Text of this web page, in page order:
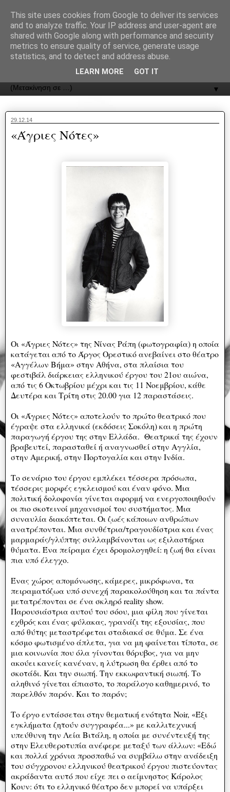
ΟΔΟΣ
▼
29.12.14
«Άγριες Νότες»
Οι «Άγριες Νότες» της Νίνας Ράπη (φωτογραφία) η οποία
κατάγεται από το Άργος Ορεστικό ανεβαίνει στο θέατρο
«Αγγέλων Βήμα» στην Αθήνα, στα πλαίσια του
φεστιβάλ διάρκειας ελληνικού έργου του 21ου αιώνα,
από τις 6 Οκτωβρίου μέχρι και τις 11 Νοεμβρίου, κάθε
Δευτέρα και Τρίτη στις 20.00 για 12 παραστάσεις.
Οι «Άγριες Νότες» αποτελούν το πρώτο θεατρικό που
έγραψε στα ελληνικά (εκδόσεις Σοκόλη) και η πρώτη
παραγωγή έργου της στην Ελλάδα. Θεατρικά της έχουν
βραβευτεί, παρασταθεί ή αναγνωσθεί στην Αγγλία,
στην Αμερική, στην Πορτογαλία και στην Ινδία.
Το σενάριο του έργου εμπλέκει τέσσερα πρόσωπα,
τέσσερις μορφές εγκλεισμού και έναν φόνο. Μια
πολιτική δολοφονία γίνεται αφορμή να ενεργοποιηθούν
οι πιο σκοτεινοί μηχανισμοί του συστήματος. Μια
συναυλία διακόπτεται. Οι ζωές κάποιων ανθρώπων
ανατρέπονται. Μια συνθέτρια/τραγουδίστρια και ένας
μαρμαράς/γλύπτης συλλαμβάνονται ως εξιλαστήρια
θύματα. Ένα πείραμα έχει δρομολογηθεί: η ζωή θα είναι
πια υπό έλεγχο.
Ένας χώρος απομόνωσης, κάμερες, μικρόφωνα, τα
πειραματόζωα υπό συνεχή παρακολούθηση και τα πάντα
μετατρέπονται σε ένα σκληρό reality show.
Παρουσιάστρια αυτού του σόου, μια φίλη που γίνεται
εχθρός και ένας φύλακας, γρανάζι της εξουσίας, που
από θύτης μεταστρέφεται σταδιακά σε θύμα. Σε ένα
κόσμο φωτισμένο άπλετα, για να μη φαίνεται τίποτα, σε
μια κοινωνία που όλα γίνονται θόρυβος, για να μην
ακούει κανείς κανέναν, η λύτρωση θα έρθει από το
σκοτάδι. Και την σιωπή. Την εκκωφαντική σιωπή. Το
αληθινό γίνεται άπιαστο, το παράλογο καθημερινό, το
παρελθόν παρόν. Και το παρόν;
Το έργο εντάσσεται στην θεματική ενότητα Noir, «Έξι
εγκλήματα ζητούν συγγραφέα...» με καλλιτεχνική
υπεύθυνη την Λεία Βιτάλη, η οποία με συνέντευξή της
στην Ελευθεροτυπία ανέφερε μεταξύ των άλλων: «Εδώ
και πολλά χρόνια προσπαθώ να συμβάλω στην ανάδειξη
του σύγχρονου ελληνικού θεατρικού έργου πιστεύοντας
ακράδαντα αυτό που είχε πει ο αείμνηστος Κάρολος
Κουν: ότι το ελληνικό θέατρο δεν μπορεί να υπάρξει
This site uses cookies from Google to deliver its services
and to analyze traffic. Your IP address and user-agent are
shared with Google along with performance and security
metrics to ensure quality of service, generate usage
statistics, and to detect and address abuse.
LEARN MORE GOT IT